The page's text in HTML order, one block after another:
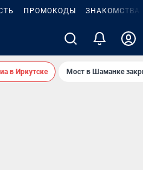
ПРОМОКОДЫ ЗНАКОМСТВА
в Иркутске Мост в Шаманке